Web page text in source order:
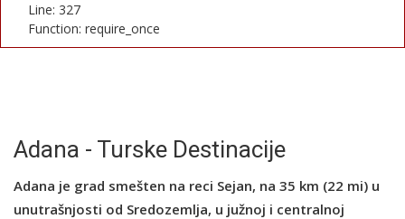
Line: 327
Function: require_once
Register
Adana - Turske Destinacije
Adana je grad smešten na reci Sejan, na 35 km (22 mi) u
unutrašnjosti od Sredozemlja, u južnoj i centralnoj